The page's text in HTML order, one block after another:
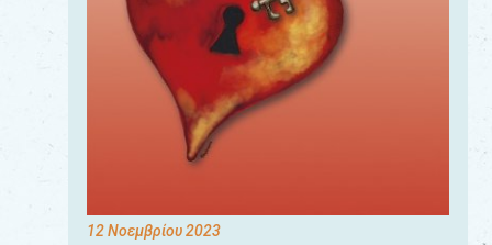
12 Νοεμβρίου 2023